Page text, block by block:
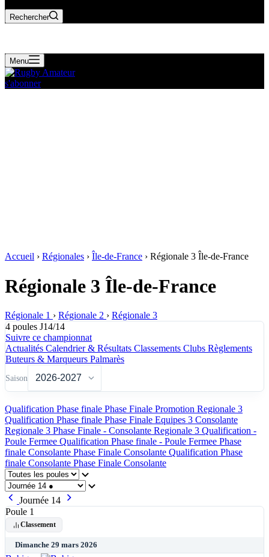
Rechercher
Menu
s'abonner
Accueil › Régionales › Île-de-France › Régionale 3 Île-de-France
Régionale 3 Île-de-France
Régionale 1 › Régionale 2 › Régionale 3
4 poules J14/14
Suivre ce championnat
Actualités Calendrier & Résultats Classements Clubs Règlements
Buteurs & Marqueurs Palmarès
Saison
Qualification Phase finale Phase Finale Promotion Regionale 3
Qualification Phase finale Phase Finale Equipes 3 Consolante
Regionale 3 Phase Finale - Consolante Regionale 3 Qualification -
Poule Fermee Qualification Phase finale - Poule Fermee Phase
finale Consolante Phase Finale Consolante Qualification Phase
finale Consolante Phase Finale Consolante
Journée 14
Poule 1
Classement
Dimanche 29 mars 2026